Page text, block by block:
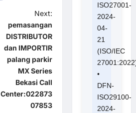
Next:
pemasangan
DISTRIBUTOR
dan IMPORTIR
palang parkir
MX Series
Bekasi Call
Center:022873
07853
ISO27001-
2024-
04-
21
(ISO/IEC
•
DFN-
ISO29100-
2024-